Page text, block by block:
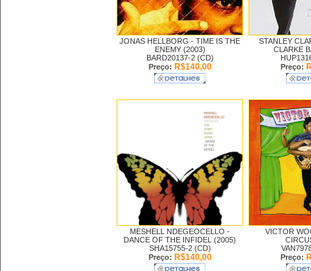
JONAS HELLBORG - TIME IS THE
ENEMY (2003)
BARD20137-2 (CD)
Preço: R$140,00
STANLEY
CLARKE
Preço:
MESHELL NDEGEOCELLO -
DANCE OF THE INFIDEL (2005)
SHA15755-2 (CD)
Preço: R$140,00
VICTOR
Preço: